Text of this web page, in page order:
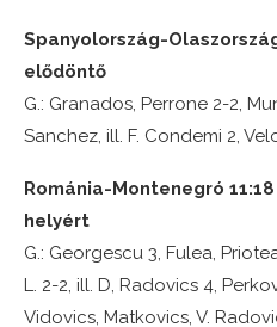
Spanyolország-Olaszország
elődöntő
G.: Granados, Perrone 2-2,
Sanchez, ill. F. Condemi 2,
Románia-Montenegró
helyért
G.: Georgescu 3, Fulea,
L. 2-2, ill. D, Radovics 4,
Vidovics, Matkovics, V.